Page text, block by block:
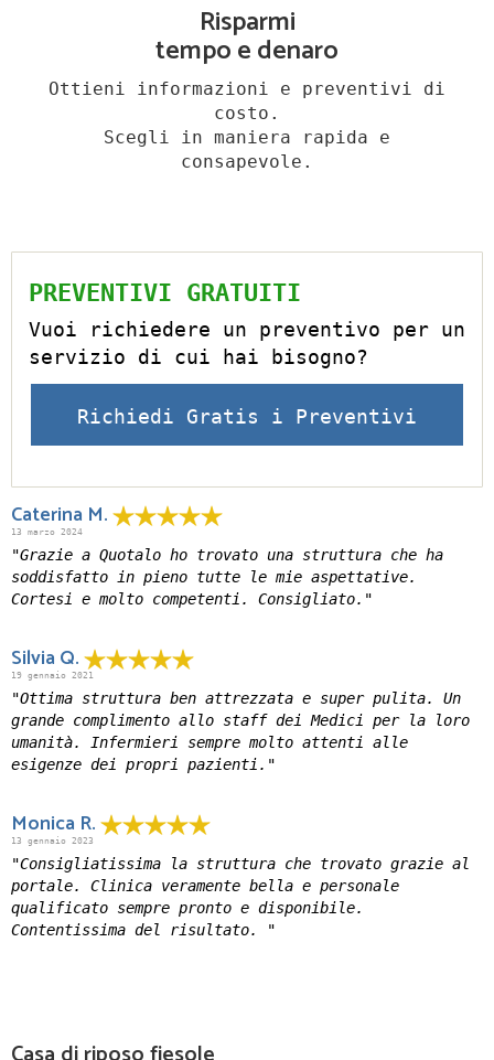
Risparmi
tempo e denaro
Ottieni informazioni e preventivi di
costo.
Scegli in maniera rapida e
consapevole.
PREVENTIVI GRATUITI
Vuoi richiedere un preventivo per un
servizio di cui hai bisogno?
Richiedi Gratis i Preventivi
Caterina M.
13 marzo 2024
"Grazie a Quotalo ho trovato una struttura che ha
soddisfatto in pieno tutte le mie aspettative.
Cortesi e molto competenti. Consigliato."
Silvia Q.
19 gennaio 2021
"Ottima struttura ben attrezzata e super pulita. Un
grande complimento allo staff dei Medici per la loro
umanità. Infermieri sempre molto attenti alle
esigenze dei propri pazienti."
Monica R.
13 gennaio 2023
"Consigliatissima la struttura che trovato grazie al
portale. Clinica veramente bella e personale
qualificato sempre pronto e disponibile.
Contentissima del risultato. "